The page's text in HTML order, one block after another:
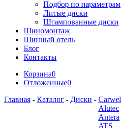
Подбор по параметрам
Литые диски
Штампованные диски
Шиномонтаж
Шинный отель
Блог
Контакты
Корзина0
Отложенные0
Главная - Каталог - Диски - Carwel
Alutec
Antera
ATS